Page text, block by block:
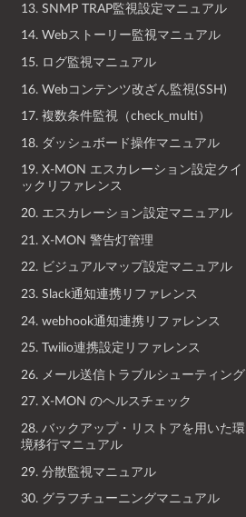
13. SNMP TRAP監視設定マニュアル
14. Webストーリー監視マニュアル
15. ログ監視マニュアル
16. Webコンテンツ改ざん監視(SSH)
17. 複数条件監視（check_multi）
18. ダッシュボード操作マニュアル
19. X-MON エスカレーション設定クイ
ックリファレンス
20. エスカレーション設定マニュアル
21. X-MON 警告灯管理
22. ビジュアルマップ設定マニュアル
23. Slack通知連携リファレンス
24. webhook通知連携リファレンス
25. Twilio連携設定リファレンス
26. メール送信トラブルシューティング
27. X-MON のヘルスチェック
28. バックアップ・リストアを用いた環
境移行マニュアル
29. 分散監視マニュアル
30. グラフチューニングマニュアル